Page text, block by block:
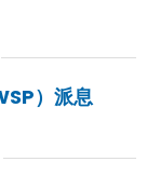
）派息